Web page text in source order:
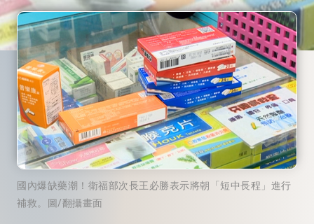
國內爆缺藥潮！衛福部次長王必勝表示將朝「短中長程」進行
補救。圖/翻攝畫面